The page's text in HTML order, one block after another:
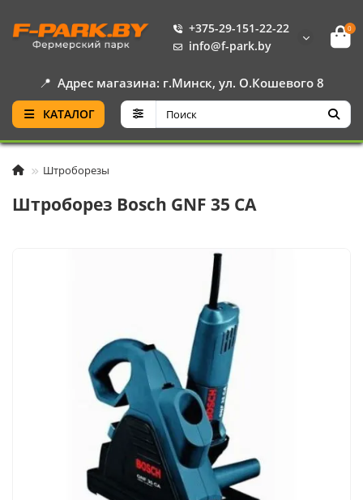
+375-29-151-22-22
info@f-park.by
0
📍 Адрес магазина: г.Минск, ул. О.Кошевого 8
КАТАЛОГ
Штроборезы
Штроборез Bosch GNF 35 CA